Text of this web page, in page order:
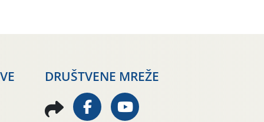
DRUŠTVENE MREŽE